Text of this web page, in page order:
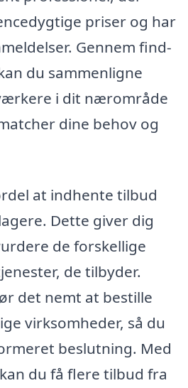
priser og har
Gennem find-
du sammenligne
i dit nærområde
dine behov og
at indhente tilbud
Dette giver dig
de forskellige
de tilbyder.
det nemt at bestille
virksomheder, så du
beslutning. Med
du få flere tilbud fra